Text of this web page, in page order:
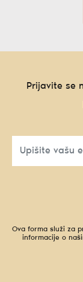
Prijavite se
Ova forma služi za
informacije o